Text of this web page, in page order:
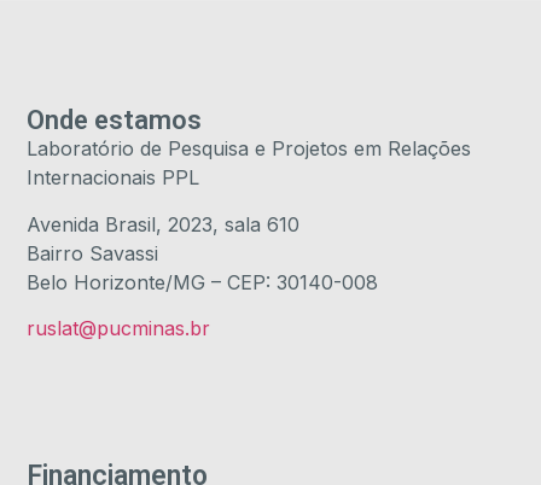
Financiamento
Onde estamos
Laboratório de Pesquisa e Projetos em Relações
Internacionais PPL
Avenida Brasil, 2023, sala 610
Bairro Savassi
Belo Horizonte/MG – CEP: 30140-008
ruslat@pucminas.br